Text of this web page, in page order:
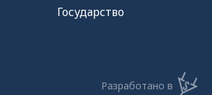
Государство
Разработано в